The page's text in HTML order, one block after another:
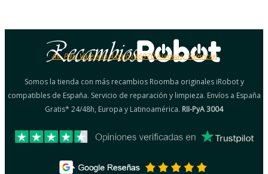
Av. País Valencià 4 bajo (46970 Alaquàs, Valencia)
Somos la tienda con más recambios Roomba originales iRobot y
compatibles de España. Servicio de reparación y limpieza. Envíos a España
Gratis* 24/48h, Europa y Latinoamérica. RII-PyA 3004